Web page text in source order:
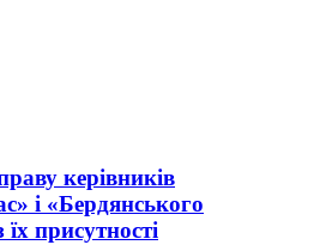
керівників
і «Бердянського
присутності